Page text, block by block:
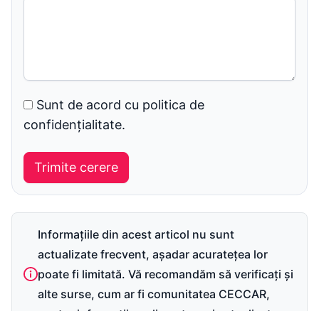
Sunt de acord cu politica de
confidențialitate.
Informațiile din acest articol nu sunt
actualizate frecvent, așadar acuratețea lor
poate fi limitată. Vă recomandăm să verificați și
alte surse, cum ar fi comunitatea CECCAR,